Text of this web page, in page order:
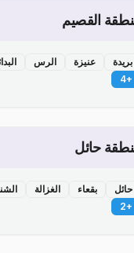
القصيم
بريدة عنيزة الرس
+
4
حائل
حائل بقعاء الغزالة
+
2